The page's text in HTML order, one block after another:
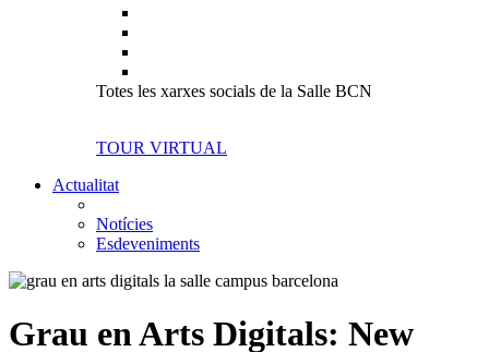
Totes les xarxes socials de la Salle BCN
TOUR VIRTUAL
Actualitat
Notícies
Esdeveniments
Grau en Arts Digitals: New